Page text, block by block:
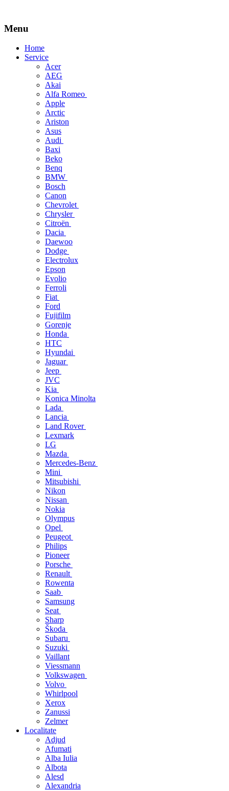
Menu
Skip
Home
Service
Acer
AEG
Akai
Alfa Romeo
Apple
Arctic
Ariston
Asus
Audi
Baxi
Beko
Benq
BMW
Bosch
Canon
Chevrolet
Chrysler
Citroën
Dacia
Daewoo
Dodge
Electrolux
Epson
Evolio
Ferroli
Fiat
Ford
Fujifilm
Gorenje
Honda
HTC
Hyundai
Jaguar
Jeep
JVC
Kia
Konica Minolta
Lada
Lancia
Land Rover
Lexmark
LG
Mazda
Mercedes-Benz
Mini
Mitsubishi
Nikon
Nissan
Nokia
Olympus
Opel
Peugeot
Philips
Pioneer
Porsche
Renault
Rowenta
Saab
Samsung
Seat
Sharp
Škoda
Subaru
Suzuki
Vaillant
Viessmann
Volkswagen
Volvo
Whirlpool
Xerox
Zanussi
Zelmer
Localitate
Adjud
Afumati
Alba Iulia
Albota
Alesd
Alexandria